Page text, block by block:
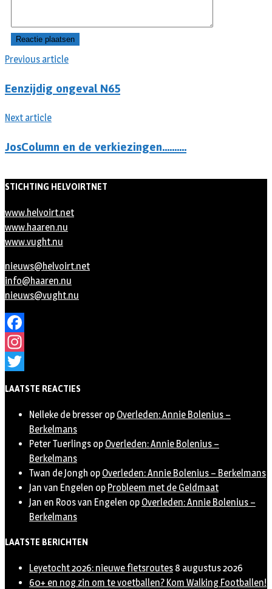
Previous article
Eenzijdig ongeval N65
Next article
JosColumn en de verkiezingen……….
STICHTING HELVOIRTNET
www.helvoirt.net
www.haaren.nu
www.vught.nu
nieuws@helvoirt.net
info@haaren.nu
nieuws@vught.nu
Facebook
Instagram
LAATSTE REACTIES
Nelleke de bresser op Overleden: Annie Bolenius –
Berkelmans
Peter Tuerlings op Overleden: Annie Bolenius –
Berkelmans
Twan de Jongh op Overleden: Annie Bolenius – Berkelmans
Jan van Engelen op Probleem met de Geldmaat
Jan en Roos van Engelen op Overleden: Annie Bolenius –
Berkelmans
LAATSTE BERICHTEN
Leyetocht 2026: nieuwe fietsroutes 8 augustus 2026
60+ en nog zin om te voetballen? Kom Walking Footballen!